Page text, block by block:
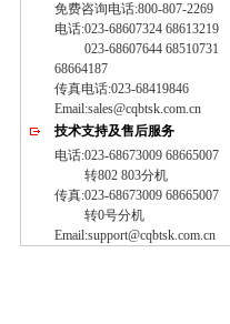
免费咨询电话:800-807-2269
电话:023-68607324 68613219
023-68607644 68510731
68664187
传真电话:023-68419846
Email:sales@cqbtsk.com.cn
技术支持及售后服务
电话:023-68673009 68665007
转802 803分机
传真:023-68673009 68665007
转0号分机
Email:support@cqbtsk.com.cn